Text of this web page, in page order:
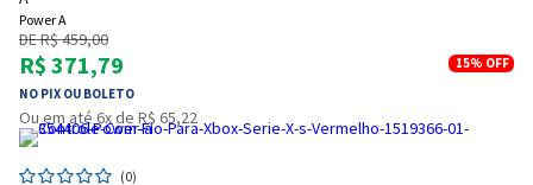
Power A
DE R$ 459,00
R$ 371,79
NO PIX OU BOLETO
15% OFF
Ou em até 6x de R$ 65,22
(0)